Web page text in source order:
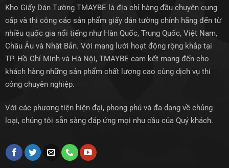
Kho Giấy Dán Tường TMAYBE là địa chỉ hàng đầu chuyên cung
cấp và thi công các sản phẩm giấy dán tường chính hãng đến từ
nhiều quốc gia nổi tiếng như Hàn Quốc, Trung Quốc, Việt Nam,
Châu Âu và Nhật Bản. Với mạng lưới hoạt động rộng khắp tại
TP. Hồ Chí Minh và Hà Nội, TMAYBE cam kết mang đến cho
khách hàng những sản phẩm chất lượng cao cùng dịch vụ thi
công chuyên nghiệp.
Với các phương tiện hiện đại, phong phú và đa dạng về chủng
loại, chúng tôi sẵn sàng đáp ứng mọi nhu cầu của Quý khách.